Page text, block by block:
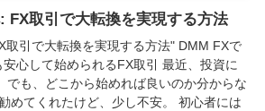
FX取引で大転換を実現する方法
取引で大転換を実現する方法" DMM FXで
心して始められるFX取引 最近、投資に
でも、どこから始めれば良いのか分からな
めてくれたけど、少し不安。 初心者には